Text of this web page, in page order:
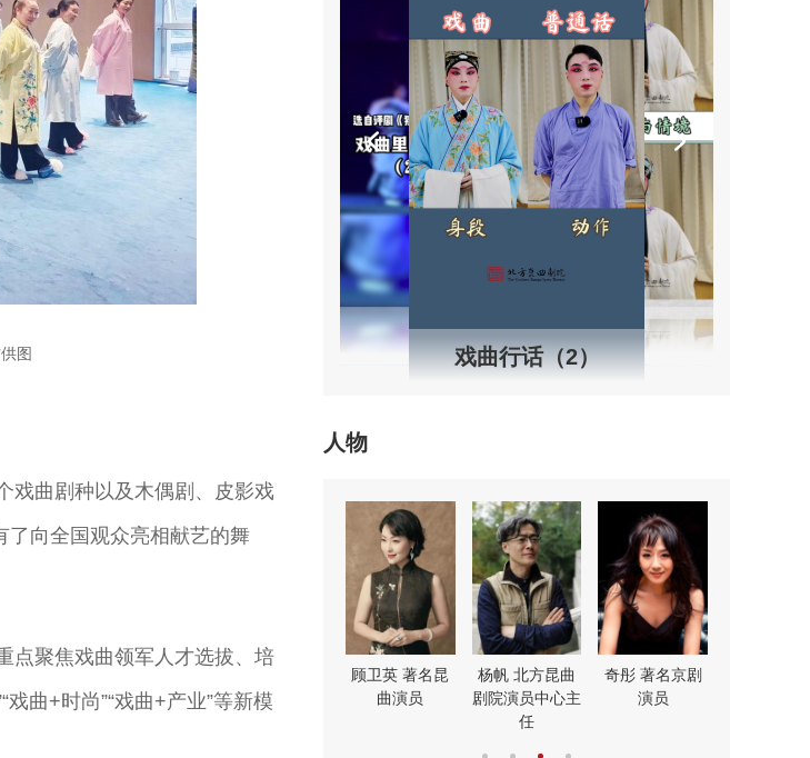
图
戏曲剧种以及木偶剧、皮影戏
了向全国观众亮相献艺的舞
点聚焦戏曲领军人才选拔、培
曲+时尚”“戏曲+产业”等新模
戏曲行话（2）
人物
艺术家
曲剧院院长
王”
顾卫英 著名昆
曲演员
杨帆 北方昆曲
剧院演员中心主
任
奇彤 著名京剧
演员